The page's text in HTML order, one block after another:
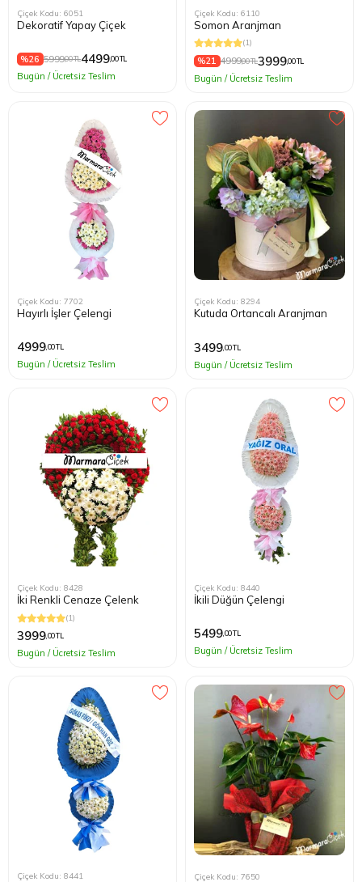
Çiçek Kodu: 6051
Dekoratif Yapay Çiçek
%26 5999,00 TL4499,00 TL
Bugün / Ücretsiz Teslim
Çiçek Kodu: 6110
Somon Aranjman
(1)
%21 4999,00 TL3999,00 TL
Bugün / Ücretsiz Teslim
Çiçek Kodu: 7702
Hayırlı İşler Çelengi
4999,00 TL
Bugün / Ücretsiz Teslim
Çiçek Kodu: 8294
Kutuda Ortancalı Aranjman
3499,00 TL
Bugün / Ücretsiz Teslim
Çiçek Kodu: 8428
İki Renkli Cenaze Çelenk
(1)
3999,00 TL
Bugün / Ücretsiz Teslim
Çiçek Kodu: 8440
İkili Düğün Çelengi
5499,00 TL
Bugün / Ücretsiz Teslim
Çiçek Kodu: 8441 Çiçek Kodu: 7650